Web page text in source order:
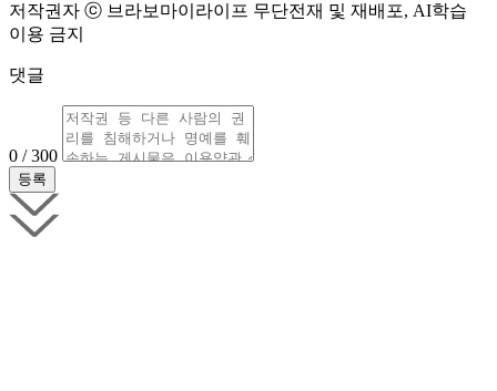
저작권자 ⓒ 브라보마이라이프 무단전재 및 재배포, AI학습
이용 금지
댓글
0 / 300